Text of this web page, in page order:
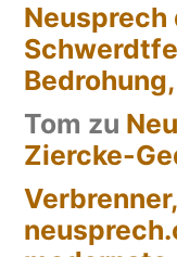
Neusprech
Tom zu
Ziercke-